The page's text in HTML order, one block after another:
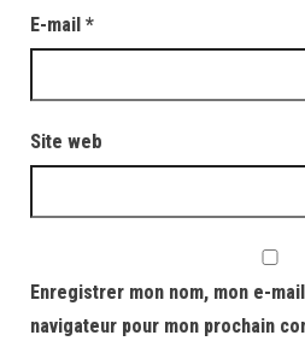
E-mail *
Site web
Enregistrer mon nom, mon e-
navigateur pour mon prochain